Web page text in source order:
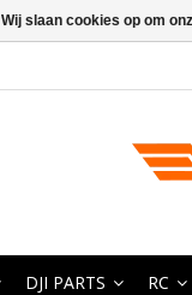
DJI PARTS RC
Wij slaan cookies op om